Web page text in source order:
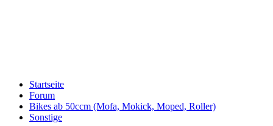
Startseite
Forum
Bikes ab 50ccm (Mofa, Mokick, Moped, Roller)
Sonstige